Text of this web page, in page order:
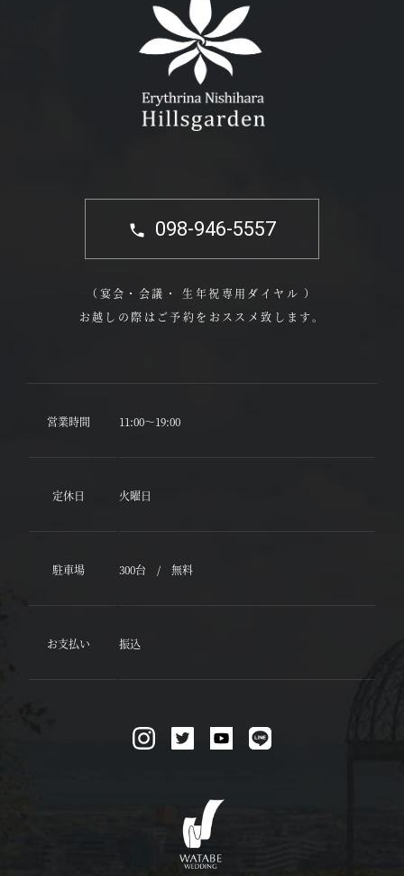
098-946-5557
（宴会・会議・ 生年祝専用ダイヤル ）
お越しの際はご予約をおススメ致します。
営業時間 11:00～19:00
定休日 火曜日
駐車場 300台 / 無料
お支払い 振込